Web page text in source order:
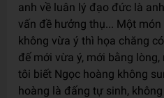
anh về luân lý đạo đức là
vấn đề hưởng thụ... Một
không vừa ý thì họa chăng
đế mới vừa ý, mới bằng
tôi biết Ngọc hoàng không
hoàng là đấng tự sinh,